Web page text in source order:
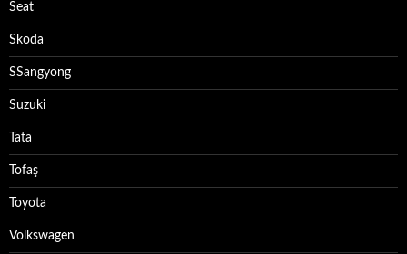
Seat
Skoda
SSangyong
Suzuki
Tata
Tofaş
Toyota
Volkswagen